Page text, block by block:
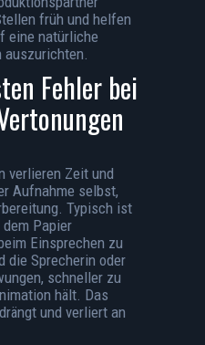
früh und helfen
eine natürliche
Fehler bei
verlieren Zeit und
Aufnahme selbst,
Typisch ist
Papier
Einsprechen zu
die Sprecherin oder
schneller zu
hält. Das
und verliert an